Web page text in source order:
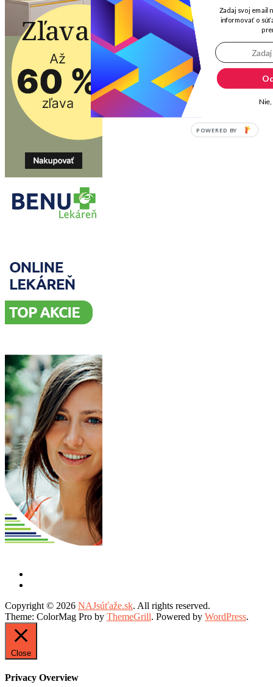
Copyright © 2026 NAJsúťaže.sk. All rights reserved.
Theme: ColorMag Pro by ThemeGrill. Powered by WordPress.
Close
Privacy Overview
Zadaj svoj email
informovať o